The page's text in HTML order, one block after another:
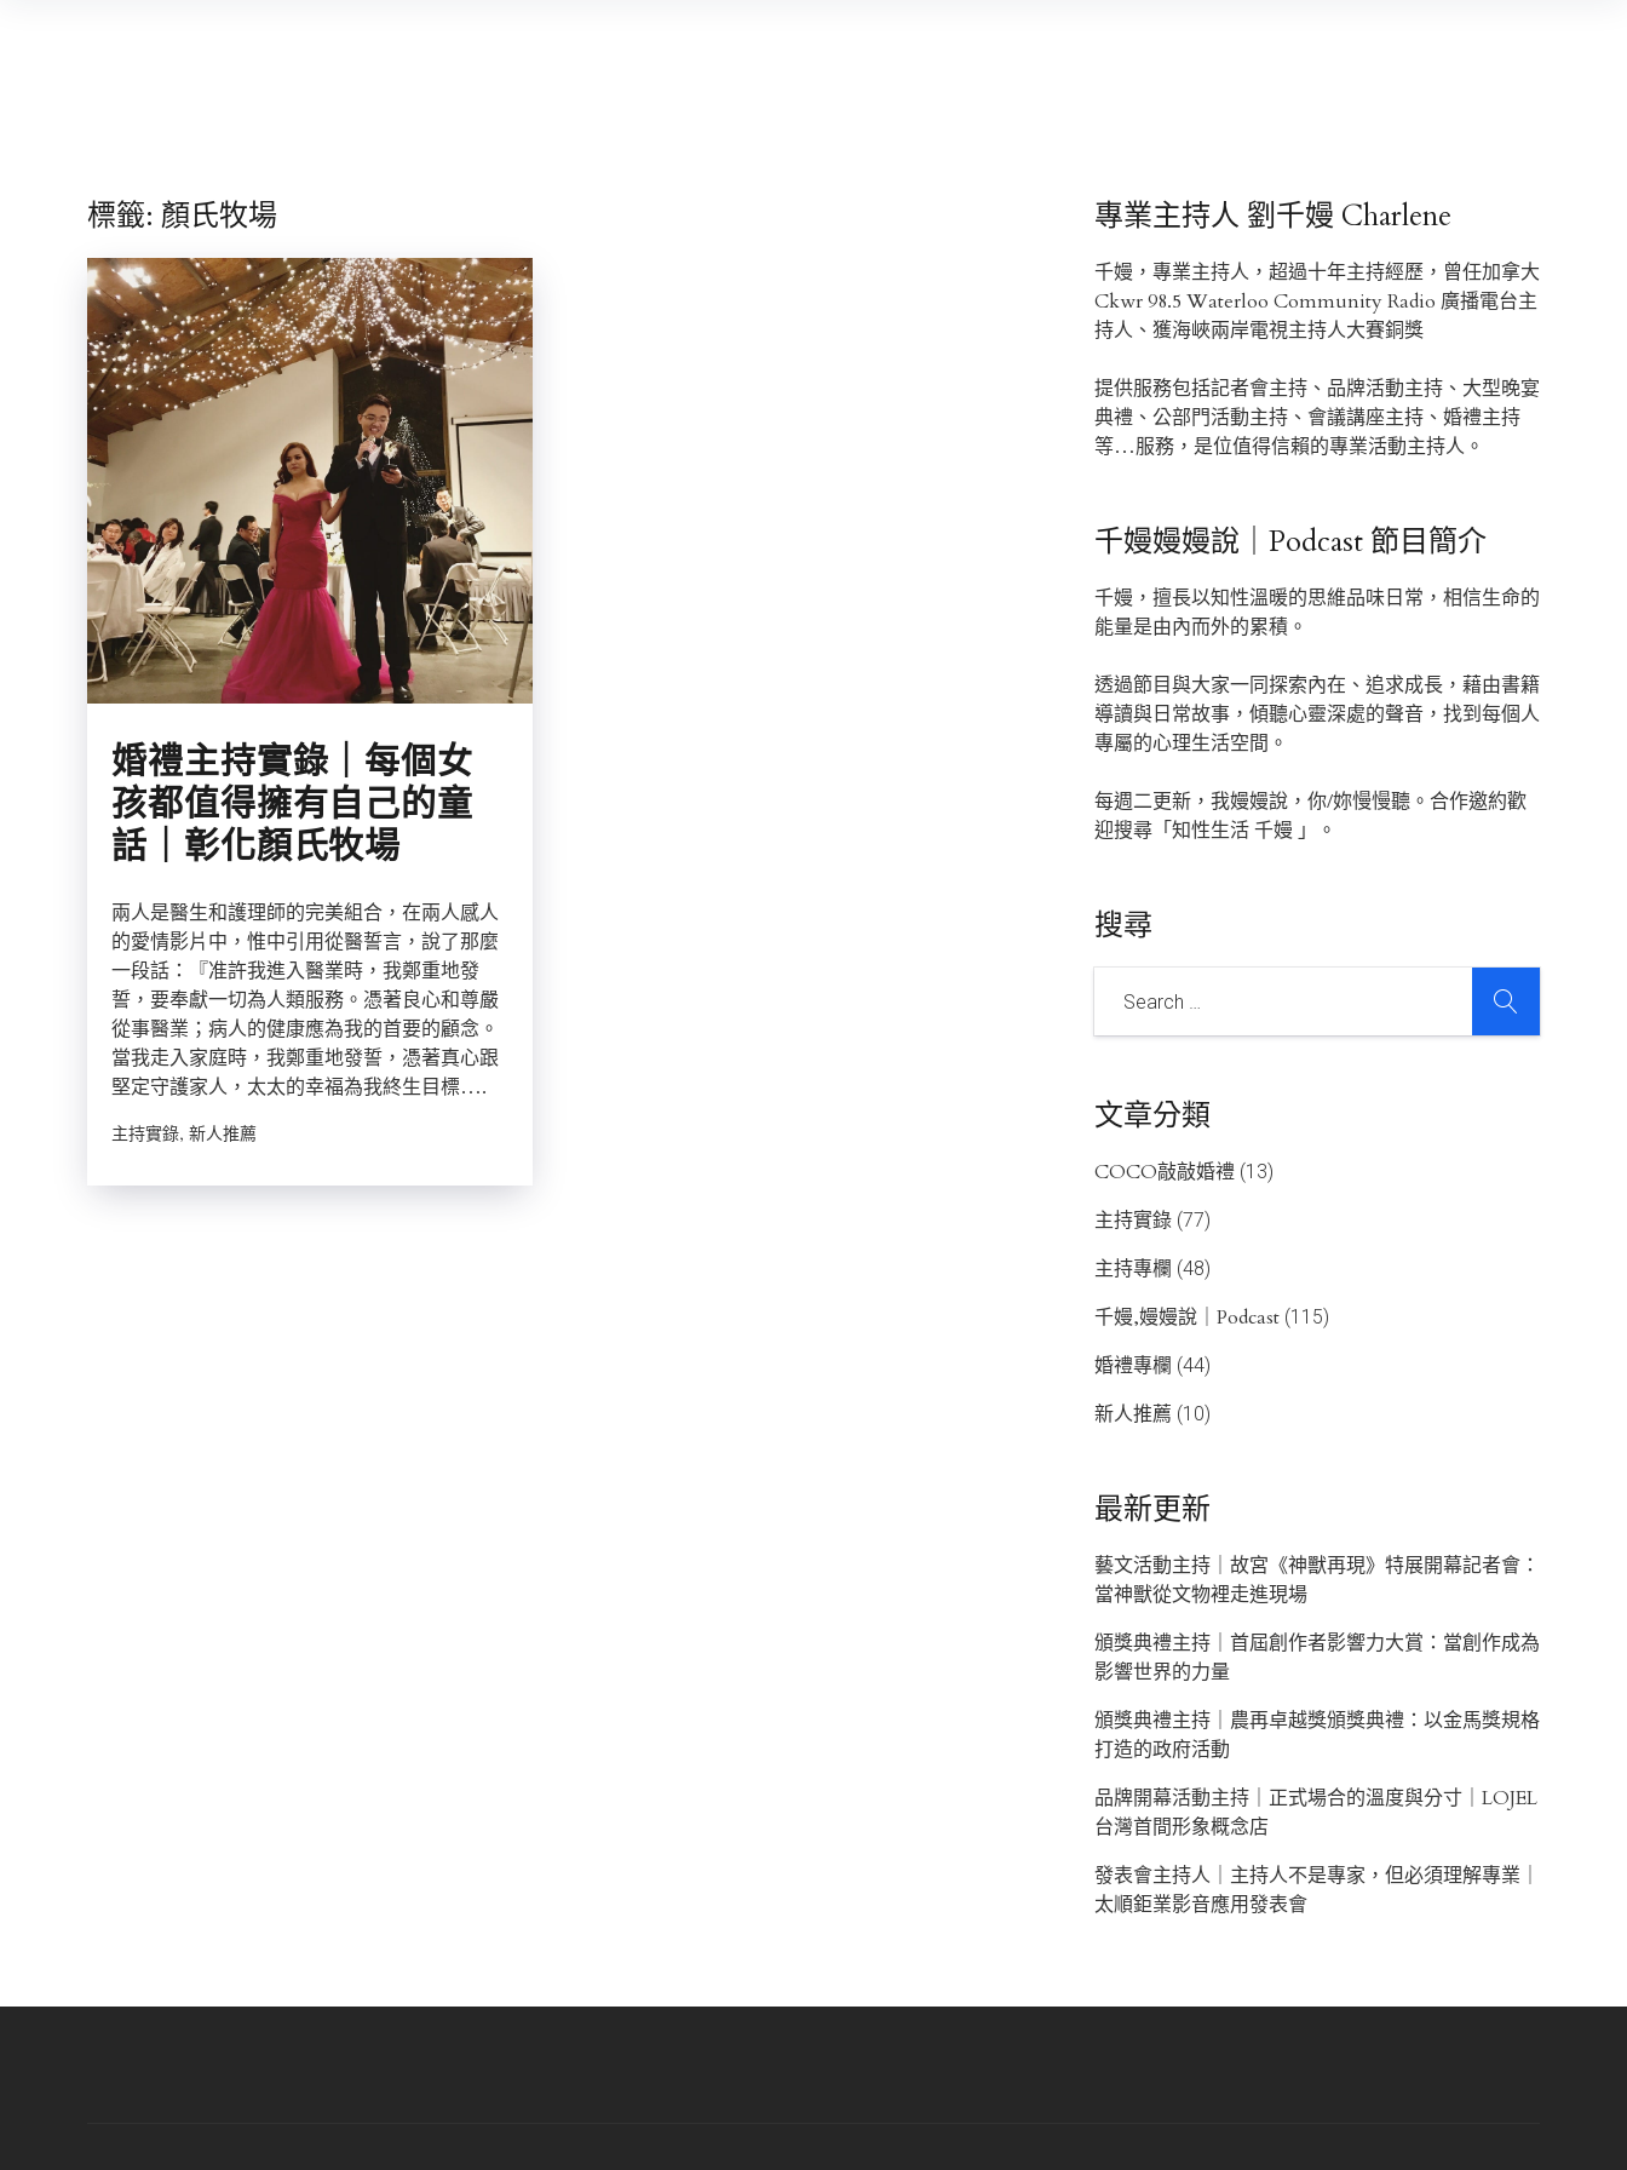
標籤: 顏氏牧場
婚禮主持實錄｜每個女
孩都值得擁有自己的童
話｜彰化顏氏牧場
兩人是醫生和護理師的完美組合，在兩人感人
的愛情影片中，惟中引用從醫誓言，說了那麼
一段話：『准許我進入醫業時，我鄭重地發
誓，要奉獻一切為人類服務。憑著良心和尊嚴
從事醫業；病人的健康應為我的首要的顧念。
當我走入家庭時，我鄭重地發誓，憑著真心跟
堅定守護家人，太太的幸福為我終生目標….
主持實錄, 新人推薦
專業主持人 劉千嫚 Charlene
千嫚，專業主持人，超過十年主持經歷，曾任加拿大
Ckwr 98.5 Waterloo Community Radio 廣播電台主
持人、獲海峽兩岸電視主持人大賽銅獎
提供服務包括記者會主持、品牌活動主持、大型晚宴
典禮、公部門活動主持、會議講座主持、婚禮主持
等…服務，是位值得信賴的專業活動主持人。
千嫚嫚嫚說｜Podcast 節目簡介
千嫚，擅長以知性溫暖的思維品味日常，相信生命的
能量是由內而外的累積。
透過節目與大家一同探索內在、追求成長，藉由書籍
導讀與日常故事，傾聽心靈深處的聲音，找到每個人
專屬的心理生活空間。
每週二更新，我嫚嫚說，你/妳慢慢聽。合作邀約歡
迎搜尋「知性生活 千嫚 」。
搜尋
文章分類
COCO敲敲婚禮 (13)
主持實錄 (77)
主持專欄 (48)
千嫚,嫚嫚說｜Podcast (115)
婚禮專欄 (44)
新人推薦 (10)
最新更新
藝文活動主持｜故宮《神獸再現》特展開幕記者會：
當神獸從文物裡走進現場
頒獎典禮主持｜首屆創作者影響力大賞：當創作成為
影響世界的力量
頒獎典禮主持｜農再卓越獎頒獎典禮：以金馬獎規格
打造的政府活動
品牌開幕活動主持｜正式場合的溫度與分寸｜LOJEL
台灣首間形象概念店
發表會主持人｜主持人不是專家，但必須理解專業｜
太順鉅業影音應用發表會